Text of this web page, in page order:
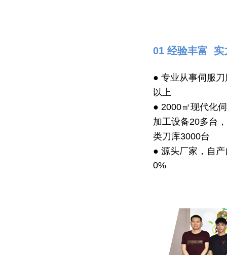
01 经验丰富
● 专业从事伺服
以上
● 2000㎡现代化
加工设备20多台
类刀库3000台
● 源头厂家，自
0%